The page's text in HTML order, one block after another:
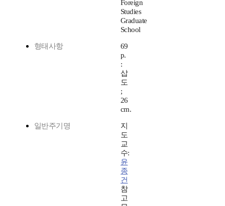
Foreign
Studies
Graduate
School
형태사항
69
p.
:
삽
도
;
26
cm.
일반주기명
지
도
교
수:
윤
종
건
참
고